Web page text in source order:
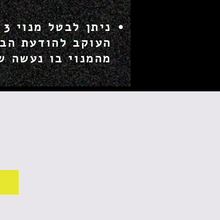
העוקב להודעת
מהמנוי בו נעשה